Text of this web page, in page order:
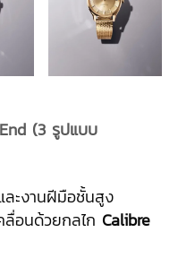
(3 รูปแบบ
ะงานฝีมือชั้นสูง
ลื่อนด้วยกลไก Calibre